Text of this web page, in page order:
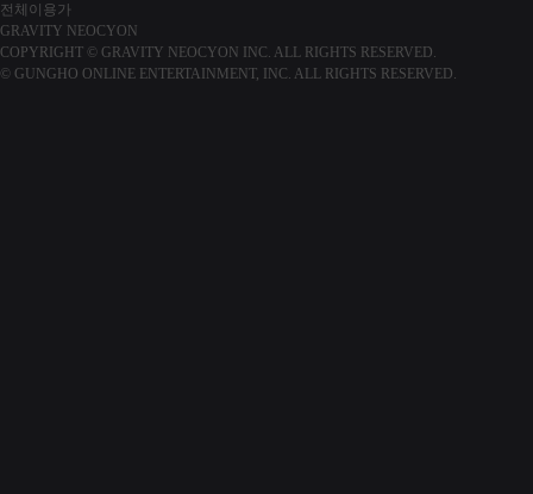
전체이용가
GRAVITY NEOCYON
COPYRIGHT © GRAVITY NEOCYON INC. ALL RIGHTS RESERVED.
© GUNGHO ONLINE ENTERTAINMENT, INC. ALL RIGHTS RESERVED.